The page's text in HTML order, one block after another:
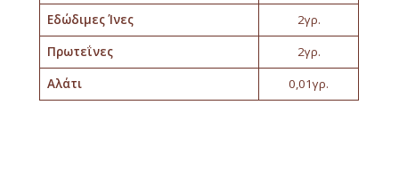
Εδώδιμες Ίνες
2γρ.
Πρωτεΐνες
2γρ.
Αλάτι
0,01γρ.